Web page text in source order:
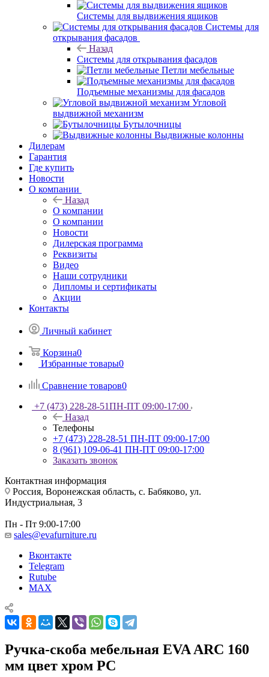
Системы для выдвижения ящиков
Системы для
открывания фасадов
Назад
Системы для открывания фасадов
Петли мебельные
Подъемные механизмы для фасадов
Угловой
выдвижной механизм
Бутылочницы
Выдвижные колонны
Дилерам
Гарантия
Где купить
Новости
О компании
Назад
О компании
О компании
Новости
Дилерская программа
Реквизиты
Видео
Наши сотрудники
Дипломы и сертификаты
Акции
Контакты
Личный кабинет
Корзина0
Избранные товары0
Сравнение товаров0
+7 (473) 228-28-51ПН-ПТ 09:00-17:00
Назад
Телефоны
+7 (473) 228-28-51 ПН-ПТ 09:00-17:00
8 (961) 109-06-41 ПН-ПТ 09:00-17:00
Заказать звонок
Контактная информация
Россия, Воронежская область, с. Бабяково, ул.
Индустриальная, 3
Пн - Пт 9:00-17:00
sales@evafurniture.ru
Вконтакте
Telegram
Rutube
MAX
Ручка-скоба мебельная EVA ARC 160
мм цвет хром PC